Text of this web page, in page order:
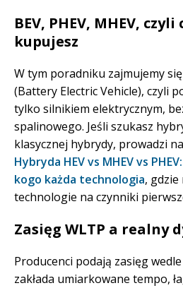
BEV, PHEV, MHEV,
kupujesz
W tym poradniku zajmujemy się
(Battery Electric Vehicle), czyli
tylko silnikiem elektrycznym,
spalinowego. Jeśli szukasz
klasycznej hybrydy, prowadzi
Hybryda HEV vs MHEV vs
kogo każda technologia, gdzie
technologie na czynniki
Zasięg WLTP a realny
Producenci podają zasięg
zakłada umiarkowane tempo,